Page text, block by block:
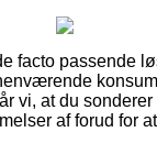
facto passende
vi, at du
af forud for